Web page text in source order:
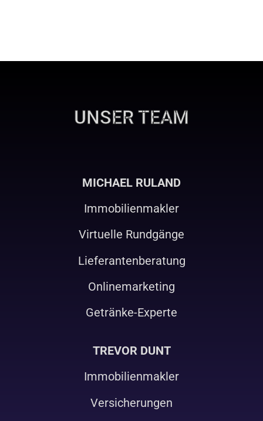
UNSER TEAM
MICHAEL RULAND
Immobilienmakler
Virtuelle Rundgänge
Lieferantenberatung
Onlinemarketing
Getränke-Experte
TREVOR DUNT
Immobilienmakler
Versicherungen